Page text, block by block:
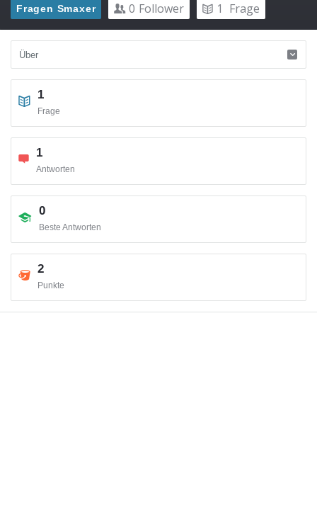
Fragen Smaxer 0 Follower 1 Frage
1
Frage
1
Antworten
0
Beste Antworten
2
Punkte